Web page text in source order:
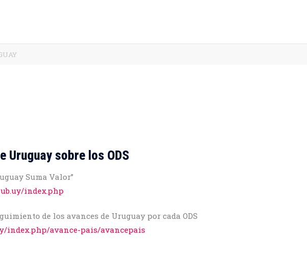
Uruguay sobre los ODS
Suma Valor”
index.php
de los avances de Uruguay por cada ODS
index.php/avance-pais/avancepais